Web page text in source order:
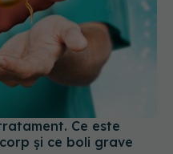
Ce este
și ce boli grave